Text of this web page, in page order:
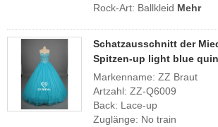
Rock-Art: Ballkleid Mehr
Schatzausschnitt der
Spitzen-up light blue
Markenname: ZZ Braut
Artzahl: ZZ-Q6009
Back: Lace-up
Zuglänge: No train